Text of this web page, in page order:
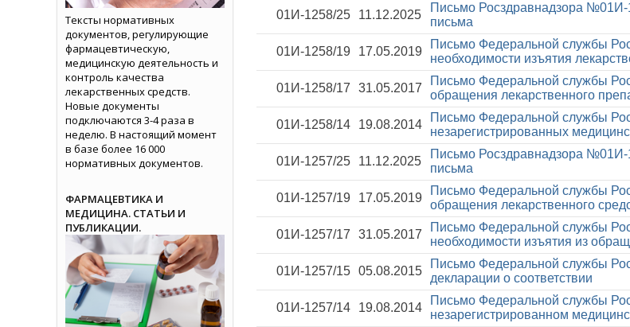
01И-1258/25 11.12.2025
Письмо Росздравнадзора №01И-
письма
01И-1258/19 17.05.2019
Письмо Федеральной службы
необходимости изъятия
01И-1258/17 31.05.2017
Письмо Федеральной службы
обращения лекарственного
01И-1258/14 19.08.2014
Письмо Федеральной службы
незарегистрированных
01И-1257/25 11.12.2025
Письмо Росздравнадзора №01И-
письма
01И-1257/19 17.05.2019
Письмо Федеральной службы
обращения лекарственного
01И-1257/17 31.05.2017
Письмо Федеральной службы
необходимости изъятия из
01И-1257/15 05.08.2015
Письмо Федеральной службы
декларации о соответствии
01И-1257/14 19.08.2014
Письмо Федеральной службы
незарегистрированном
Тексты нормативных
документов, регулирующие
фармацевтическую,
медицинскую деятельность и
контроль качества
лекарственных средств.
Новые документы
подключаются 3-4 раза в
неделю. В настоящий момент
в базе более 16 000
нормативных документов.
ФАРМАЦЕВТИКА И
МЕДИЦИНА. СТАТЬИ И
ПУБЛИКАЦИИ.